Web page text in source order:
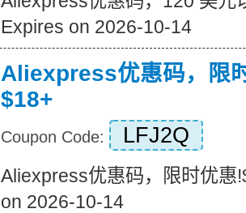
Expires on 2026-10-14
Aliexpress优惠码，限
$18+
Coupon Code: LFJ2Q
Aliexpress优惠码，限时优惠
on 2026-10-14